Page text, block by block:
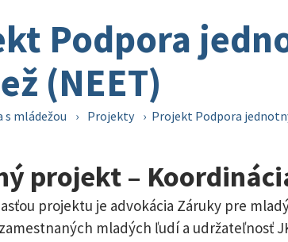
Podpora
(NEET)
s mládežou › Projekty › Projekt Podpora
projekt –
projektu je advokácia Záruky pre
mladých ľudí a udržateľnosť